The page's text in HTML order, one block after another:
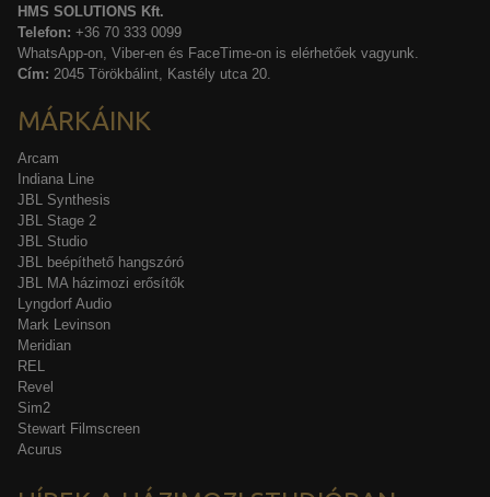
HMS SOLUTIONS Kft.
Telefon: +36 70 333 0099
WhatsApp-on, Viber-en és FaceTime-on is elérhetőek vagyunk.
Cím: 2045 Törökbálint, Kastély utca 20.
MÁRKÁINK
Arcam
Indiana Line
JBL Synthesis
JBL Stage 2
JBL Studio
JBL beépíthető hangszóró
JBL MA házimozi erősítők
Lyngdorf Audio
Mark Levinson
Meridian
REL
Revel
Sim2
Stewart Filmscreen
Acurus